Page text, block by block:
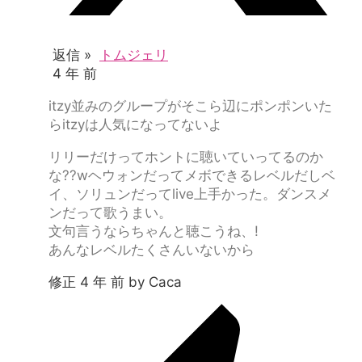
返信 »
トムジェリ
4 年 前
itzy並みのグループがそこら辺にポンポンいた
らitzyは人気になってないよ
リリーだけってホントに聴いていってるのか
な??wヘウォンだってメボできるレベルだしベ
イ、ソリュンだってlive上手かった。ダンスメ
ンだって歌うまい。
文句言うならちゃんと聴こうね、!
あんなレベルたくさんいないから
修正 4 年 前 by Caca